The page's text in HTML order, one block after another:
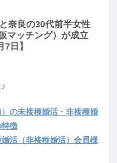
奈良の30代前半女性
マッチング）が成立
日】
の未接種婚活・非接種婚
徴
活（非接種婚活）会員様